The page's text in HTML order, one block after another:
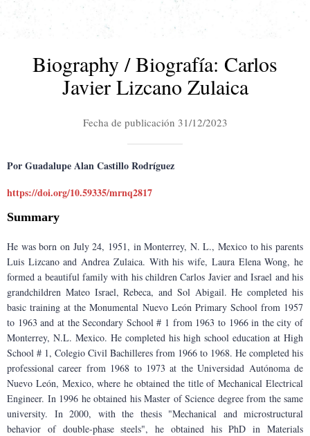
Biography / Biografía: Carlos
Javier Lizcano Zulaica
Fecha de publicación 31/12/2023
Por Guadalupe Alan Castillo Rodríguez
https://doi.org/10.59335/mrnq2817
Summary
He was born on July 24, 1951, in Monterrey, N. L., Mexico to his parents
Luis Lizcano and Andrea Zulaica. With his wife, Laura Elena Wong, he
formed a beautiful family with his children Carlos Javier and Israel and his
grandchildren Mateo Israel, Rebeca, and Sol Abigail. He completed his
basic training at the Monumental Nuevo León Primary School from 1957
to 1963 and at the Secondary School # 1 from 1963 to 1966 in the city of
Monterrey, N.L. Mexico. He completed his high school education at High
School # 1, Colegio Civil Bachilleres from 1966 to 1968. He completed his
professional career from 1968 to 1973 at the Universidad Autónoma de
Nuevo León, Mexico, where he obtained the title of Mechanical Electrical
Engineer. In 1996 he obtained his Master of Science degree from the same
university. In 2000, with the thesis "Mechanical and microstructural
behavior of double-phase steels", he obtained his PhD in Materials